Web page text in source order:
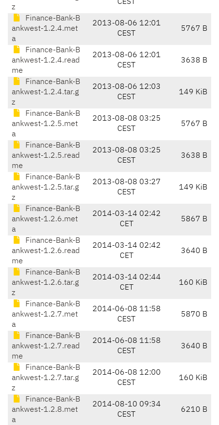
z
CEST
Finance-Bank-B
ankwest-1.2.4.met
a
2013-08-06 12:01
CEST
5767 B
Finance-Bank-B
ankwest-1.2.4.read
me
2013-08-06 12:01
CEST
3638 B
Finance-Bank-B
ankwest-1.2.4.tar.g
z
2013-08-06 12:03
CEST
149 KiB
Finance-Bank-B
ankwest-1.2.5.met
a
2013-08-08 03:25
CEST
5767 B
Finance-Bank-B
ankwest-1.2.5.read
me
2013-08-08 03:25
CEST
3638 B
Finance-Bank-B
ankwest-1.2.5.tar.g
z
2013-08-08 03:27
CEST
149 KiB
Finance-Bank-B
ankwest-1.2.6.met
a
2014-03-14 02:42
CET
5867 B
Finance-Bank-B
ankwest-1.2.6.read
me
2014-03-14 02:42
CET
3640 B
Finance-Bank-B
ankwest-1.2.6.tar.g
z
2014-03-14 02:44
CET
160 KiB
Finance-Bank-B
ankwest-1.2.7.met
a
2014-06-08 11:58
CEST
5870 B
Finance-Bank-B
ankwest-1.2.7.read
me
2014-06-08 11:58
CEST
3640 B
Finance-Bank-B
ankwest-1.2.7.tar.g
z
2014-06-08 12:00
CEST
160 KiB
Finance-Bank-B
ankwest-1.2.8.met
a
2014-08-10 09:34
CEST
6210 B